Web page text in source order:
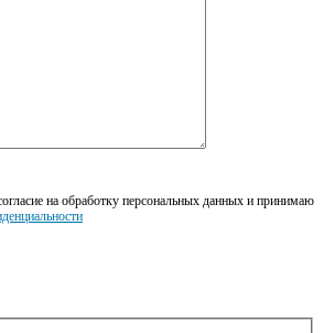
на обработку персональных данных и принимаю